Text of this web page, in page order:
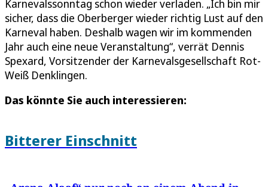
Karnevalssonntag schon wieder verladen. „Ich bin mir
sicher, dass die Oberberger wieder richtig Lust auf den
Karneval haben. Deshalb wagen wir im kommenden
Jahr auch eine neue Veranstaltung“, verrät Dennis
Spexard, Vorsitzender der Karnevalsgesellschaft Rot-
Weiß Denklingen.
Das könnte Sie auch interessieren:
Bitterer Einschnitt